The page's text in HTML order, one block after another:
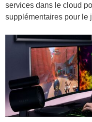
services dans le cloud
supplémentaires pour le